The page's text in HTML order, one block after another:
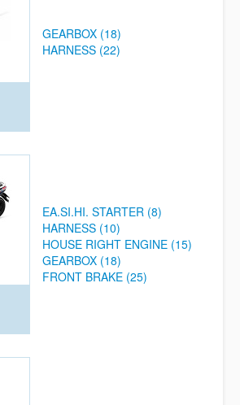
GEARBOX (18)
HARNESS (22)
EA.SI.HI. STARTER (8)
HARNESS (10)
HOUSE RIGHT ENGINE (15)
GEARBOX (18)
FRONT BRAKE (25)